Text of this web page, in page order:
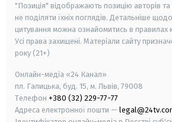
"Позиція" відображають позицію авторів
не поділяти їхніх поглядів. Детальніше
цитування можна ознайомитись в правилах
Усі права захищені. Матеріали сайту
року (21+)
Онлайн-медіа «24 Канал»
пл. Галицька, буд. 15, м. Львів, 79008
Телефон +380 (32) 229-77-77
Адреса електронної пошти —